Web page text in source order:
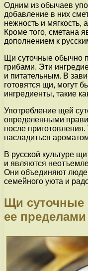
Одним из обычаев
добавление в них
нежность и мягкость,
Кроме того, сметана
дополнением к
Щи суточные обычно
грибами. Эти
и питательным. В
готовятся щи, могут
ингредиенты, такие
Употребление щей
определенными
после
насладиться
В русской культуре
и являются
Они объединяют
семейного уюта и
Щи суточные
ее пределами